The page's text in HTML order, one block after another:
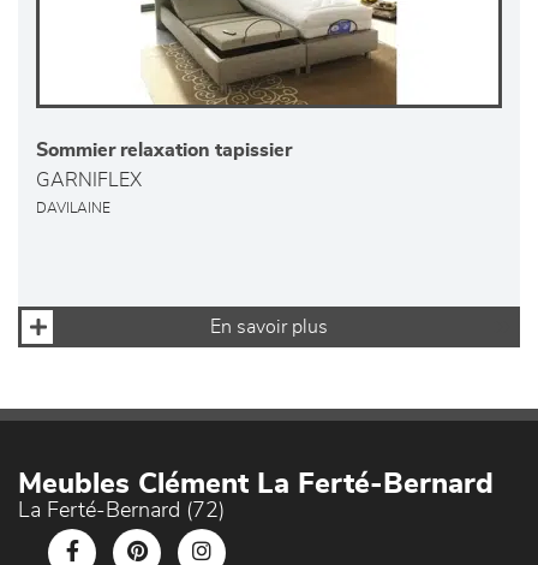
Sommier relaxation tapissier
GARNIFLEX
DAVILAINE
En savoir plus
Meubles Clément La Ferté-Bernard
La Ferté-Bernard (72)